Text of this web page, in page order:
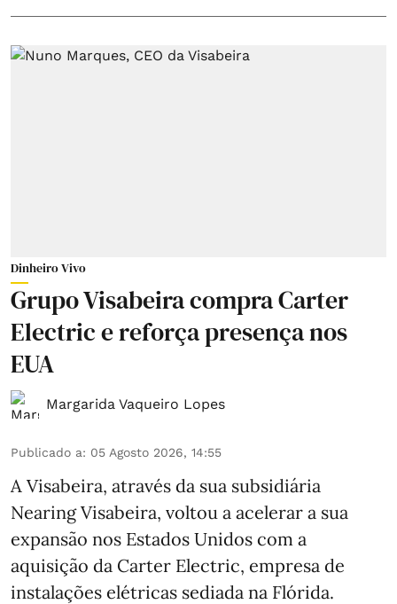
Dinheiro Vivo
Grupo Visabeira compra Carter
Electric e reforça presença nos
EUA
Margarida Vaqueiro Lopes
Publicado a: 05 Agosto 2026, 14:55
A Visabeira, através da sua subsidiária
Nearing Visabeira, voltou a acelerar a sua
expansão nos Estados Unidos com a
aquisição da Carter Electric, empresa de
instalações elétricas sediada na Flórida.